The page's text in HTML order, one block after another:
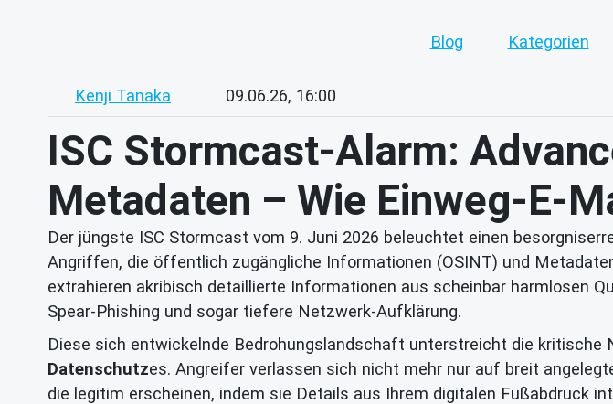
Blog Kategorien
Kenji Tanaka 09.06.26, 16:00
ISC Stormcast-Alarm:
Metadaten – Wie Einweg-E-
Der jüngste ISC Stormcast vom 9. Juni 2026 beleuchtet einen
Angriffen, die öffentlich zugängliche Informationen (OSINT) und
extrahieren akribisch detaillierte Informationen aus scheinbar harmlosen
Spear-Phishing und sogar tiefere Netzwerk-Aufklärung.
Diese sich entwickelnde Bedrohungslandschaft unterstreicht die
Datenschutzes. Angreifer verlassen sich nicht mehr nur auf breit
die legitim erscheinen, indem sie Details aus Ihrem digitalen Fußabdruck